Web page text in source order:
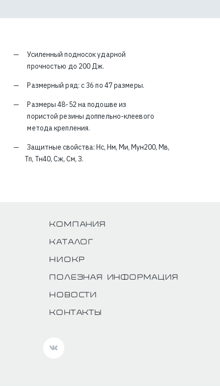
Усиленный подносок ударной
прочностью до 200 Дж.
Размерный ряд: с 36 по 47 размеры.
Размеры 48-52 на подошве из
пористой резины доппельно-клеевого
метода крепления.
Защитные свойства: Нс, Нм, Ми, Мун200, Мв,
Тп, Тн40, Сж, См, З.
Компания
Каталог
НИОКР
Полезная информация
Новости
Контакты